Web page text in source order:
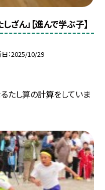
ざん」【進んで学ぶ子】
2025/10/29
るたし算の計算をしていま